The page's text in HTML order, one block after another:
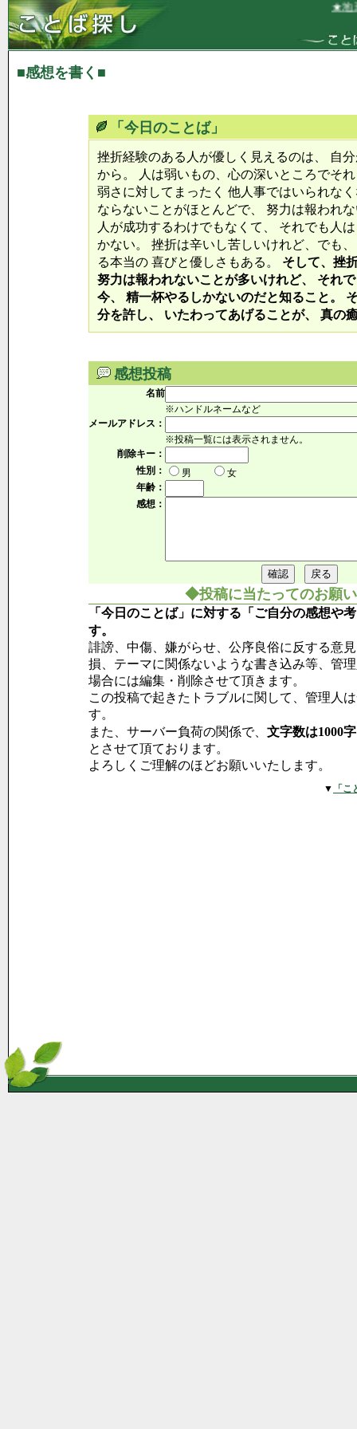
★地球
■感想を書く■
「今日のことば」
挫折経験のある人が優しく見えるのは、 自
から。 人は弱いもの、心の深いところでそ
弱さに対してまったく 他人事ではいられな
ならないことがほとんどで、 努力は報われ
人が成功するわけでもなくて、 それでも人
かない。 挫折は辛いし苦しいけれど、でも
る本当の 喜びと優しさもある。 そして、挫
努力は報われないことが多いけれど、 それ
今、 精一杯やるしかないのだと知ること。
分を許し、 いたわってあげることが、 真の
感想投稿
名前
※ハンドルネームなど
メールアドレス：
※投稿一覧には表示されません。
削除キー：
性別：
男
女
年齢：
感想：
◆投稿に当たってのお願
「今日のことば」に対する「ご自分の感想や
す。
誹謗、中傷、嫌がらせ、公序良俗に反する意
損、テーマに関係ないような書き込み等、管
場合には編集・削除させて頂きます。
この投稿で起きたトラブルに関して、管理人
す。
また、サーバー負荷の関係で、 文字数は1000
とさせて頂ております。
よろしくご理解のほどお願いいたします。
▼ 「